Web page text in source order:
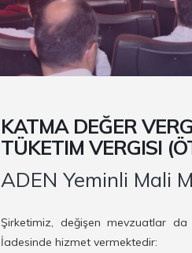
KATMA DEĞER
TÜKETIM VERGISI
ADEN Yeminli Mali
Şirketimiz, değişen mevzuatlar
İadesinde hizmet vermektedir: